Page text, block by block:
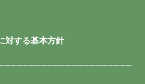
対する基本方針